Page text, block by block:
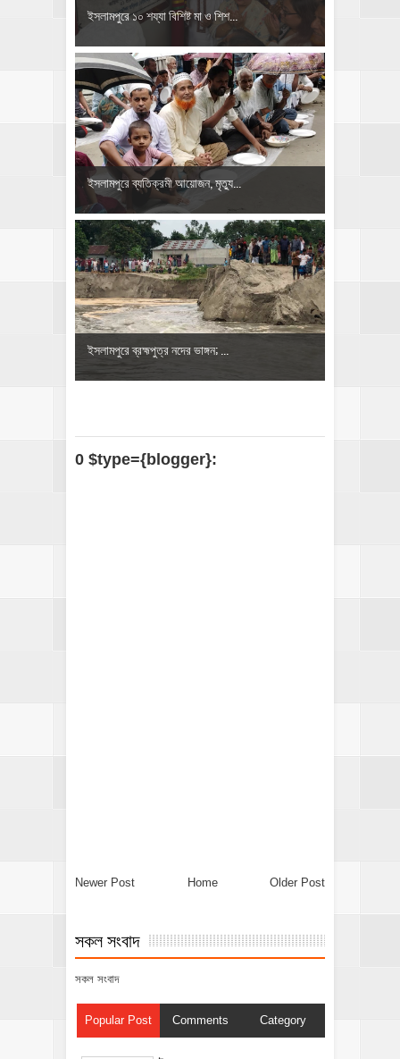
ইসলামপুরে ১০ শয্যা বিশিষ্ট মা ও শিশ...
‎ইসলামপুরে ব্যতিক্রমী আয়োজন, মৃত্যু...
ইসলামপুরে ব্রহ্মপুত্র নদের ভাঙ্গন; ...
0 $type={blogger}:
Newer Post Older Post
Home
সকল সংবাদ
সকল সংবাদ
Popular Post Comments Category